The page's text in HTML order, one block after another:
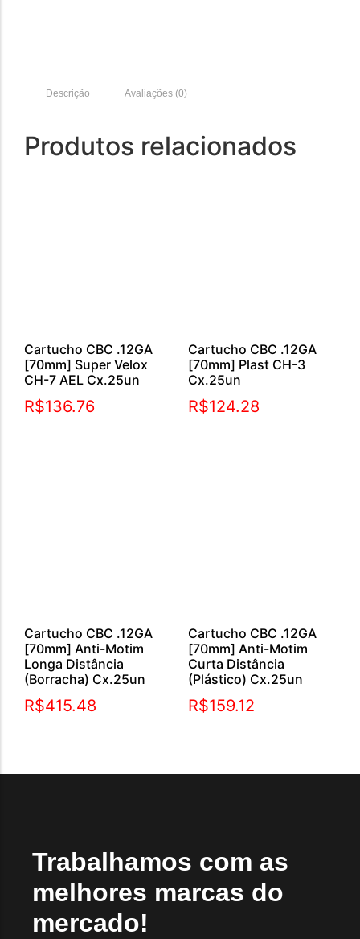
Descrição Avaliações (0)
Produtos relacionados
Cartucho CBC .12GA
[70mm] Super Velox
CH-7 AEL Cx.25un
R$136.76
Cartucho CBC .12GA
[70mm] Plast CH-3
Cx.25un
R$124.28
Cartucho CBC .12GA
[70mm] Anti-Motim
Longa Distância
(Borracha) Cx.25un
R$415.48
Cartucho CBC .12GA
[70mm] Anti-Motim
Curta Distância
(Plástico) Cx.25un
R$159.12
Trabalhamos com as
melhores marcas do
mercado!